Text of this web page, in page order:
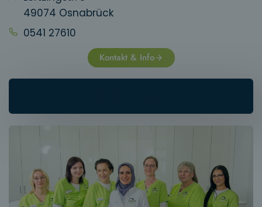
49074 Osnabrück
0541 27610
Kontakt & Info